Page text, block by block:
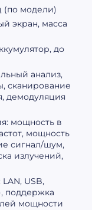
(по модели)
экран, масса
до
анализ,
сканирование
демодуляция
мощность в
мощность
сигнал/шум,
излучений,
USB,
поддержка
мощности